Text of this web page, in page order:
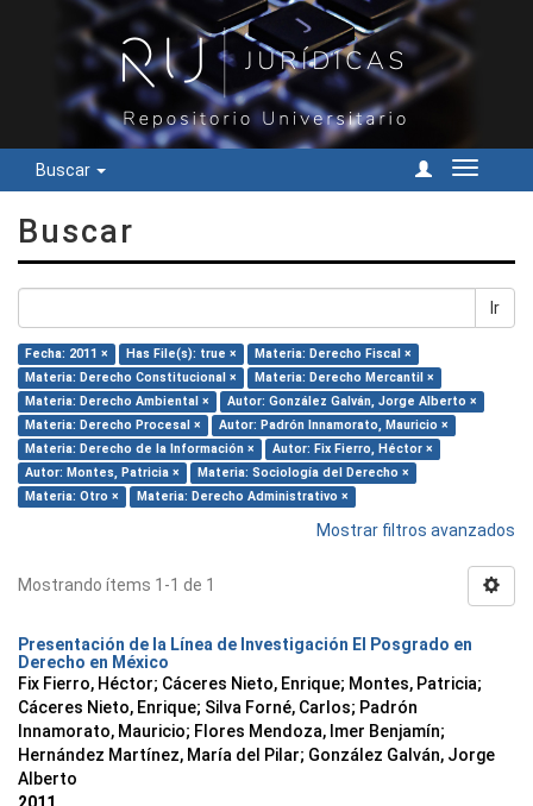
Buscar
Cambiar
Buscar
Ir
Fecha: 2011 × Has File(s): true ×
Materia: Derecho Fiscal ×
Materia: Derecho Constitucional ×
Materia: Derecho Mercantil ×
Materia: Derecho Ambiental ×
Autor: González Galván, Jorge Alberto ×
Materia: Derecho Procesal ×
Autor: Padrón Innamorato, Mauricio ×
Materia: Derecho de la Información ×
Autor: Fix Fierro, Héctor ×
Autor: Montes, Patricia ×
Materia: Sociología del Derecho ×
Materia: Otro ×
Materia: Derecho Administrativo ×
Mostrar filtros avanzados
Mostrando ítems 1-1 de 1
Presentación de la Línea de Investigación El Posgrado en
Derecho en México
Fix Fierro, Héctor; Cáceres Nieto, Enrique; Montes, Patricia;
Cáceres Nieto, Enrique; Silva Forné, Carlos; Padrón
Innamorato, Mauricio; Flores Mendoza, Imer Benjamín;
Hernández Martínez, María del Pilar; González Galván, Jorge
Alberto